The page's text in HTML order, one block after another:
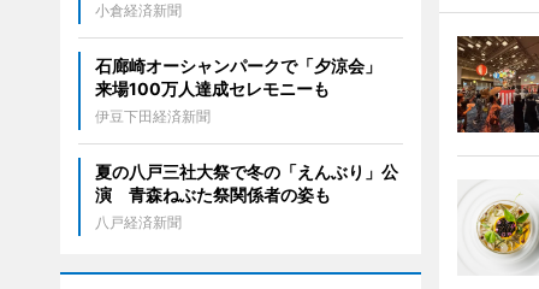
小倉経済新聞
石廊崎オーシャンパークで「夕涼会」
来場100万人達成セレモニーも
伊豆下田経済新聞
夏の八戸三社大祭で冬の「えんぶり」公
演 青森ねぶた祭関係者の姿も
八戸経済新聞